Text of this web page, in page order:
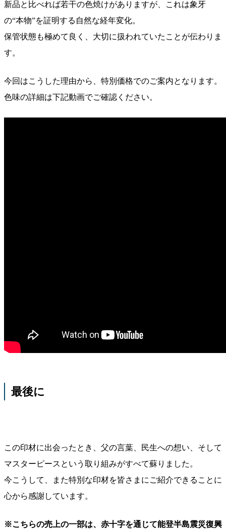
新品と比べれば若干の色焼けがありますが、これは象牙
の“本物”を証明する自然な経年変化。
保管状態も極めて良く、大切に扱われていたことが伝わりま
す。
今回はこうした理由から、特別価格でのご案内となります。
色味の詳細は下記動画でご確認ください。
最後に
この印材に出会ったとき、父の言葉、民生への想い、そして
マスターピースという取り組みがすべて蘇りました。
今こうして、また特別な印材を皆さまにご紹介できることに
心から感謝しています。
※こちらの売上の一部は、赤十字を通じて能登半島震災復興